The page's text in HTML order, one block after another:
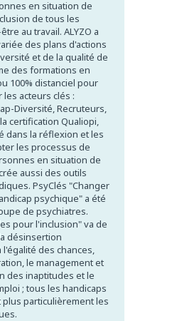
en situation de
de tous les
au travail. ALYZO a
des plans d'actions
et de la qualité de
des formations en
100% distanciel pour
acteurs clés :
Diversité, Recruteurs,
certification Qualiopi,
dans la réflexion et les
les processus de
en situation de
aussi des outils
PsyClés "Changer
psychique" a été
de psychiatres.
pour l'inclusion" va de
désinsertion
des chances,
le management et
des inaptitudes et le
; tous les handicaps
particulièrement les